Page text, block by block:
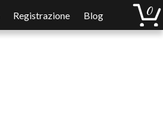
Registrazione Blog